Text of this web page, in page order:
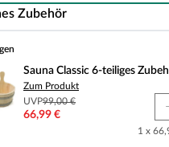
Zubehör
6-teiliges Zubehörset
Sauna Classic 6-teiliges
Zum Produkt
UVP99,00 €
66,99 €
1 x